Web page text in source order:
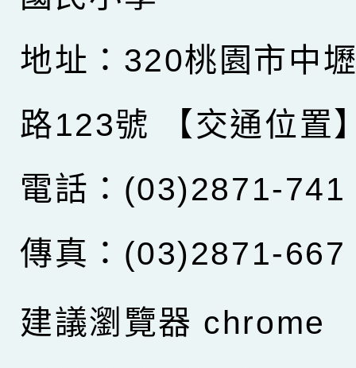
地址：320桃園市中
路123號
【交通位置
電話：(03)2871-741
傳真：(03)2871-667
建議瀏覽器 chrome